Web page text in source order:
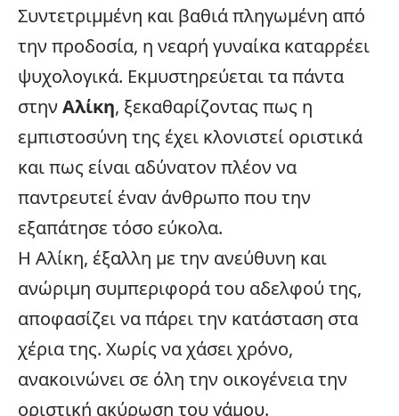
Συντετριμμένη και βαθιά πληγωμένη από
την προδοσία, η νεαρή γυναίκα καταρρέει
ψυχολογικά. Εκμυστηρεύεται τα πάντα
στην Αλίκη, ξεκαθαρίζοντας πως η
εμπιστοσύνη της έχει κλονιστεί οριστικά
και πως είναι αδύνατον πλέον να
παντρευτεί έναν άνθρωπο που την
εξαπάτησε τόσο εύκολα.
Η Αλίκη, έξαλλη με την ανεύθυνη και
ανώριμη συμπεριφορά του αδελφού της,
αποφασίζει να πάρει την κατάσταση στα
χέρια της. Χωρίς να χάσει χρόνο,
ανακοινώνει σε όλη την οικογένειατην
οριστική ακύρωση του γάμου.